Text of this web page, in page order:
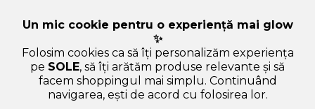
Un mic cookie pentru o experiență mai glow
✨
Folosim cookies ca să îți personalizăm experiența
pe SOLE, să îți arătăm produse relevante și să
facem shoppingul mai simplu. Continuând
navigarea, ești de acord cu folosirea lor.